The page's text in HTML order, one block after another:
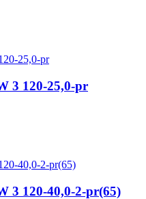
3 120-25,0-pr
3 120-40,0-2-pr(65)